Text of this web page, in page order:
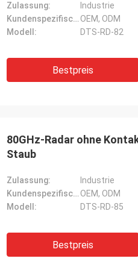
Zulassung:
Industrie
Kundenspezifische Unterstützung: OEM, ODM
Modell:
DTS-RD-82
Bestpreis
80GHz-Radar ohne
Staub
Zulassung:
Industrie
Kundenspezifische Unterstützung: OEM, ODM
Modell:
DTS-RD-85
Bestpreis